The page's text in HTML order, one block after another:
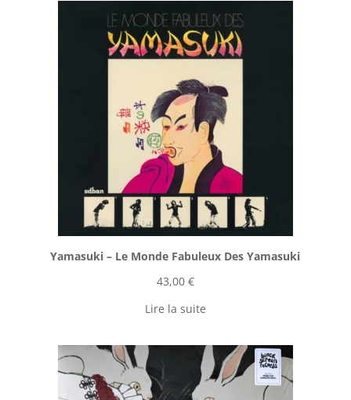
Yamasuki ‎– Le Monde Fabuleux Des Yamasuki
43,00 €
Lire la suite